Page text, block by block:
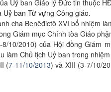
Uỷ ban Giáo lý Đức tin thuộc
ban Từ vựng Công giáo.
cha Benêđictô XVI bổ nhiệm
Giám mục Chính tòa Giáo
10/2010) của Hội đồng Giám
làm Chủ tịch Uỷ ban trong
(7-11/10/2013) và XIII (3-7/10/